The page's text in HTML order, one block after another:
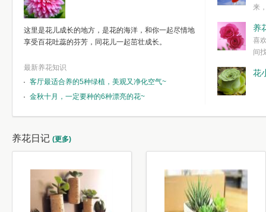
这里是花儿成长的地方，是花的海洋，和你一起尽情地
享受百花吐蕊的芬芳，同花儿一起茁壮成长。
最新养花知识
客厅最适合养的5种绿植，美观又净化空气~
金秋十月，一定要种的6种漂亮的花~
来
简单愉快的心
我们自己复杂
养
喜
间
花
养花日记 (更多)